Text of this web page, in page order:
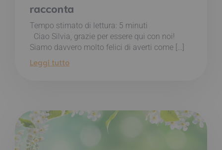
racconta
Tempo stimato di lettura: 5 minuti
Ciao Silvia, grazie per essere qui con noi!
Siamo davvero molto felici di averti come […]
Leggi tutto